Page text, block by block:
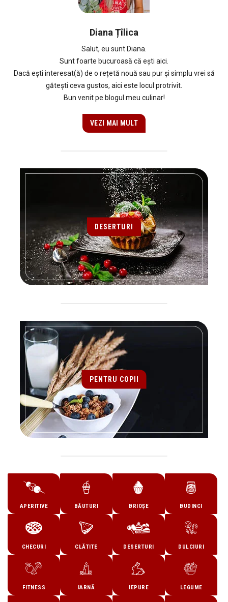
Diana Țîlica
Salut, eu sunt Diana.
Sunt foarte bucuroasă că ești aici.
Dacă ești interesat(ă) de o rețetă nouă sau pur și simplu vrei să
gătești ceva gustos, aici este locul protrivit.
Bun venit pe blogul meu culinar!
VEZI MAI MULT
DESERTURI
APERITIVE BĂUTURI BRIOȘE BUDINCI
CHECURI CLĂTITE DESERTURI DULCIURI
FITNESS IARNĂ IEPURE LEGUME
PENTRU COPII